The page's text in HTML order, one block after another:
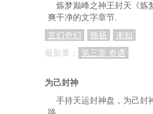
炼梦巅峰之神王封天《炼
爽干净的文字章节.
玄幻奇幻
晚扬
未知
最新章：
第三章 奇遇
为己封神
手持天运封神盘，为己封